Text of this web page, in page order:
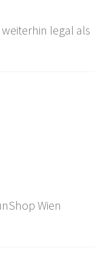
legal als
Wien